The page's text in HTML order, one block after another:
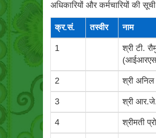
अधिकारियों और कर्मचारियों की
क्र.सं. तस्‍वीर नाम
1
श्री टी.
2 श्री
3 श्री
4 श्रीमती